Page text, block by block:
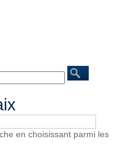
en choisissant parmi les